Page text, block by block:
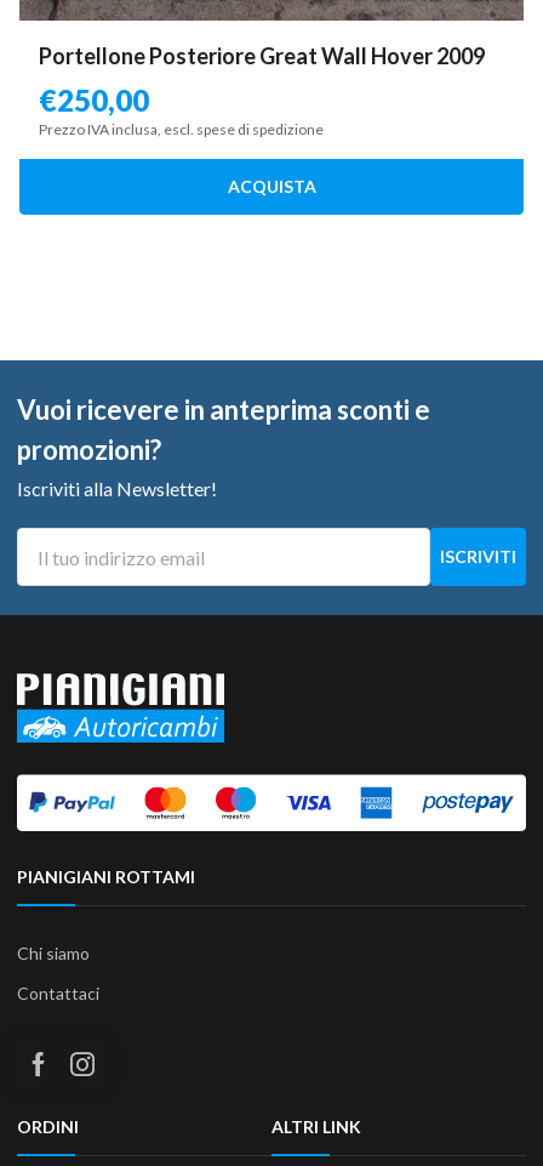
Portellone Posteriore Great Wall Hover 2009
€250,00
Prezzo IVA inclusa, escl. spese di spedizione
ACQUISTA
Vuoi ricevere in anteprima sconti e
promozioni?
Iscriviti alla Newsletter!
PIANIGIANI ROTTAMI
Chi siamo
Contattaci
ORDINI ALTRI LINK